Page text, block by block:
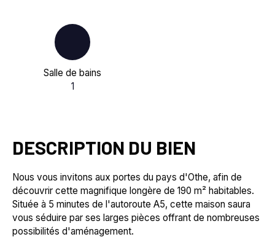
Salle de bains
1
DESCRIPTION DU BIEN
Nous vous invitons aux portes du pays d'Othe, afin de
découvrir cette magnifique longère de 190 m² habitables.
Située à 5 minutes de l'autoroute A5, cette maison saura
vous séduire par ses larges pièces offrant de nombreuses
possibilités d'aménagement.